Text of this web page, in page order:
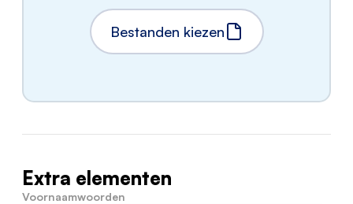
Bestanden kiezen
Extra elementen
Voornaamwoorden